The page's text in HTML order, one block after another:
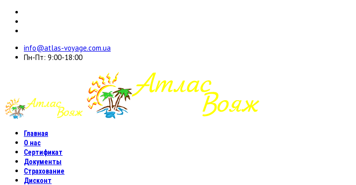
info@atlas-voyage.com.ua
Пн-Пт: 9:00-18:00
Главная
О нас
Сертификат
Документы
Страхование
Дисконт